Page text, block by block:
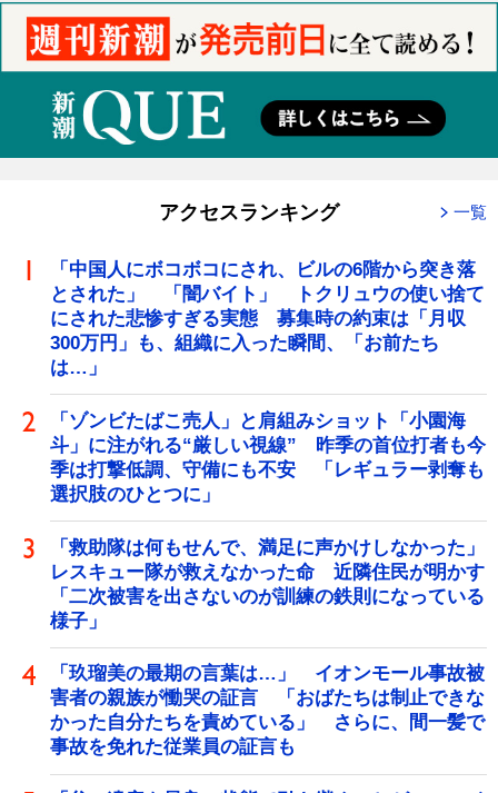
アクセスランキング 一覧
「中国人にボコボコにされ、ビルの6階から突き落
とされた」 「闇バイト」 トクリュウの使い捨て
にされた悲惨すぎる実態 募集時の約束は「月収
300万円」も、組織に入った瞬間、「お前たち
は…」
「ゾンビたばこ売人」と肩組みショット「小園海
斗」に注がれる“厳しい視線” 昨季の首位打者も今
季は打撃低調、守備にも不安 「レギュラー剥奪も
選択肢のひとつに」
「救助隊は何もせんで、満足に声かけしなかった」
レスキュー隊が救えなかった命 近隣住民が明かす
「二次被害を出さないのが訓練の鉄則になっている
様子」
「玖瑠美の最期の言葉は…」 イオンモール事故被
害者の親族が慟哭の証言 「おばたちは制止できな
かった自分たちを責めている」 さらに、間一髪で
事故を免れた従業員の証言も